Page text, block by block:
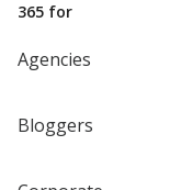
365 for
Agencies
Bloggers